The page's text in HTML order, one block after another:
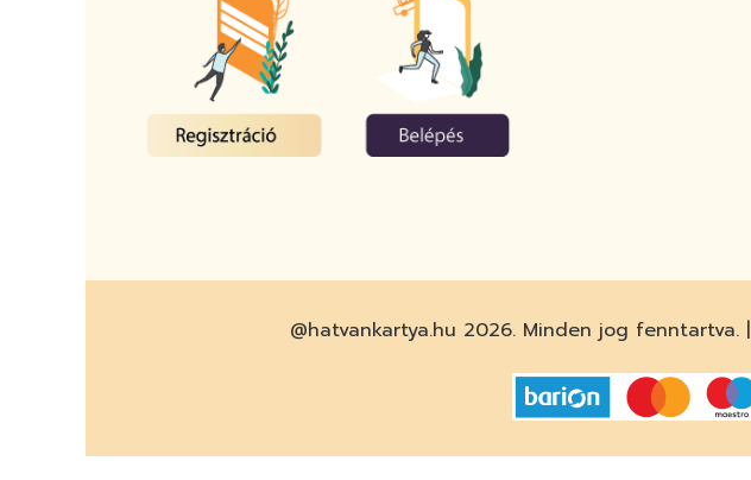
@hatvankartya.hu 2026. Minden jog fenntartva. |